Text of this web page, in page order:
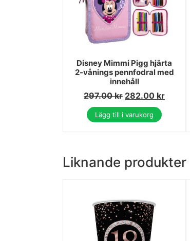
Disney Mimmi Pigg hjärta
2-vånings pennfodral med
innehåll
297.00kr 282.00 kr
Lägg till i varukorg
Liknande produkter